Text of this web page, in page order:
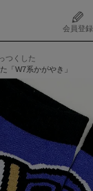
会員登録
つくした
「W7系かがやき」